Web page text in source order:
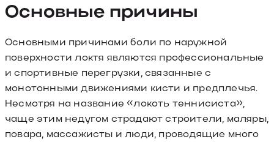
Основные причины
Основными причинами боли по наружной
поверхности локтя являются профессиональные
и спортивные перегрузки, связанные с
монотонными движениями кисти и предплечья.
Несмотря на название «локоть теннисиста»,
чаще этим недугом страдают строители, маляры,
повара, массажисты и люди, проводящие много